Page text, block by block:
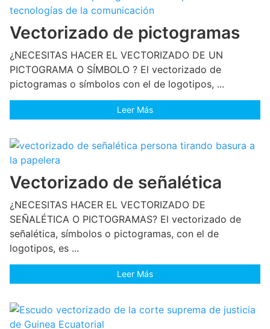
Vectorizado de pictogramas
¿NECESITAS HACER EL VECTORIZADO DE UN
PICTOGRAMA O SÍMBOLO ? El vectorizado de
pictogramas o símbolos con el de logotipos, ...
Leer Más
Vectorizado de señalética
¿NECESITAS HACER EL VECTORIZADO DE
SEÑALÉTICA O PICTOGRAMAS? El vectorizado de
señalética, símbolos o pictogramas, con el de
logotipos, es ...
Leer Más